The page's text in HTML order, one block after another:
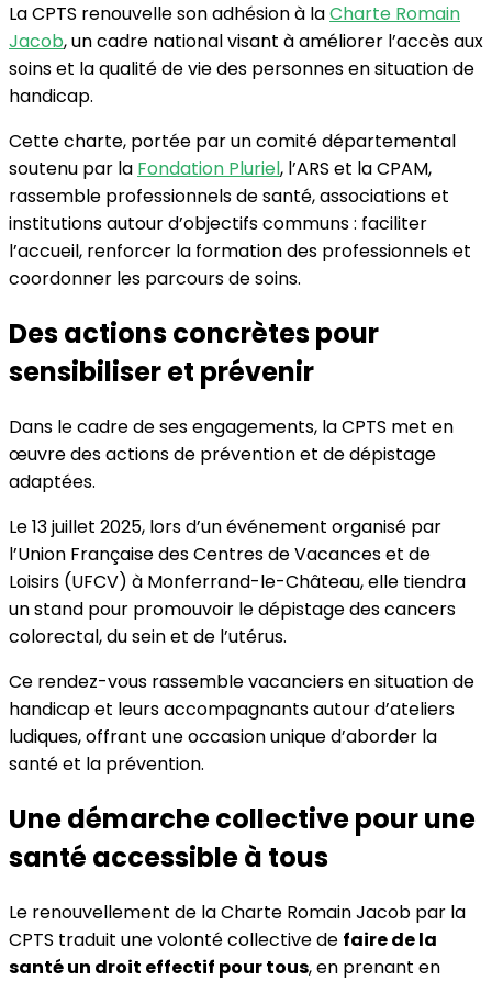
La CPTS renouvelle son adhésion à laCharte Romain
Jacob, un cadre national visant à améliorer l’accès aux
soins et la qualité de vie des personnes en situation de
handicap.
Cette charte, portée par un comité départemental
soutenu par la Fondation Pluriel, l’ARS et la CPAM,
rassemble professionnels de santé, associations et
institutions autour d’objectifs communs : faciliter
l’accueil, renforcer la formation des professionnels et
coordonner les parcours de soins.
Des actions concrètes pour
sensibiliser et prévenir
Dans le cadre de ses engagements, la CPTS met en
œuvre des actions de prévention et de dépistage
adaptées.
Le 13 juillet 2025, lors d’un événement organisé par
l’Union Française des Centres de Vacances et de
Loisirs (UFCV) à Monferrand-le-Château, elle tiendra
un stand pour promouvoir le dépistage des cancers
colorectal, du sein et de l’utérus.
Ce rendez-vous rassemble vacanciers en situation de
handicap et leurs accompagnants autour d’ateliers
ludiques, offrant une occasion unique d’aborder la
santé et la prévention.
Une démarche collective pour une
santé accessible à tous
Le renouvellement de la Charte Romain Jacob par la
CPTS traduit une volonté collective de faire de la
santé un droit effectif pour tous, en prenant en